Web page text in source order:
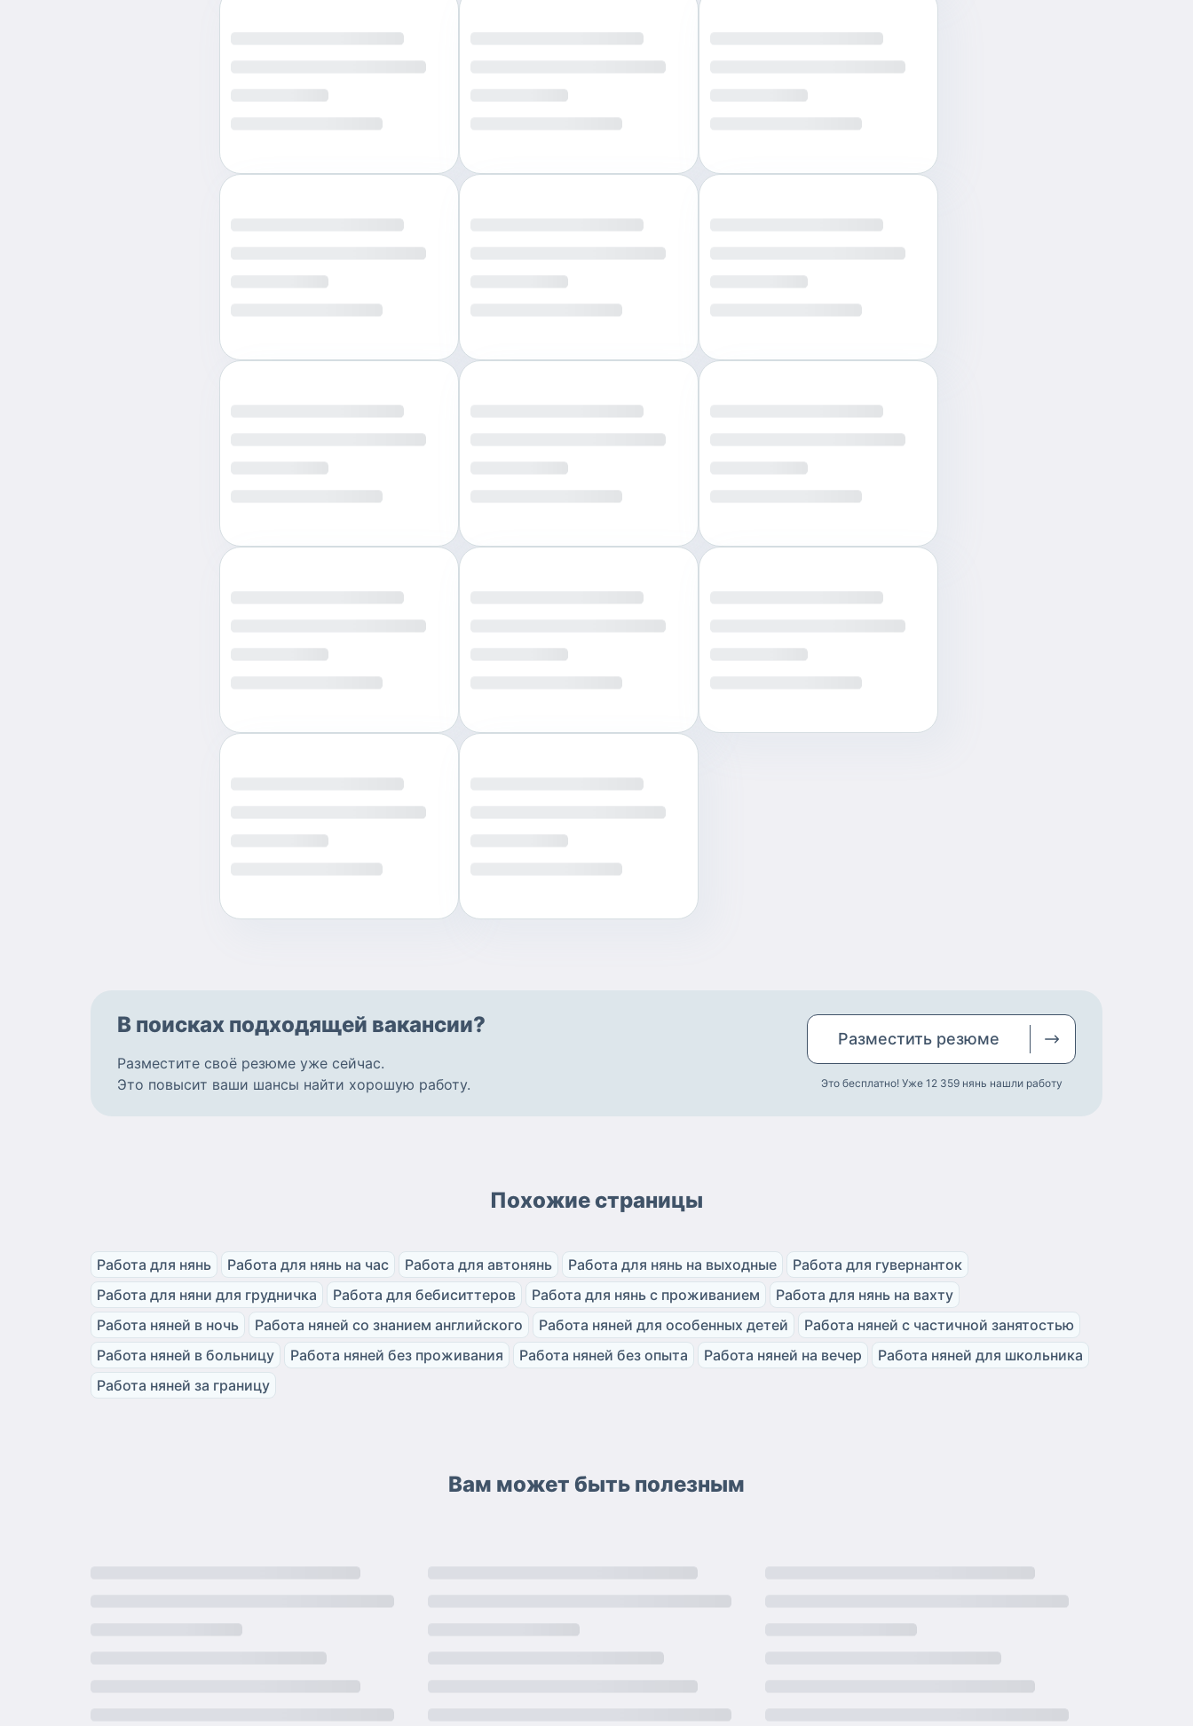
В поисках подходящей вакансии?
Разместите своё резюме уже сейчас.
Это повысит ваши шансы найти хорошую работу.
Разместить резюме
Это бесплатно! Уже 12 359 нянь нашли работу
Похожие страницы
Работа для нянь Работа для нянь на час Работа для автонянь Работа для нянь на выходные
Работа для гувернанток
Работа для няни для грудничка
Работа для бебиситтеров Работа для нянь с проживанием
Работа для нянь на вахту
Работа няней в ночь
Работа няней со знанием английского Работа няней для особенных детей
Работа няней с частичной занятостью
Работа няней в больницу
Работа няней без проживания Работа няней без опыта Работа няней на вечер
Работа няней для школьника
Работа няней за границу
Вам может быть полезным